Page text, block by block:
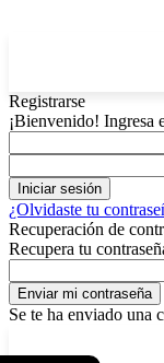
Registrarse
¡Bienvenido! Ingresa
¿Olvidaste tu
Recuperación de
Recupera tu
Se te ha enviado una